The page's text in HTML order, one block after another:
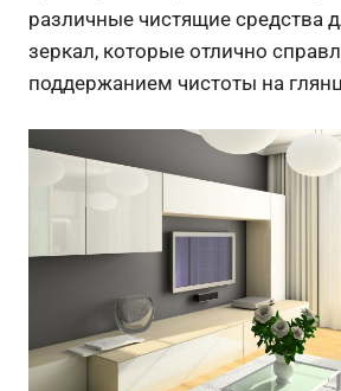
различные чистящие средства
зеркал, которые отлично
поддержанием чистоты на